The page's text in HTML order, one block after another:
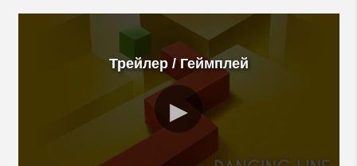
Трейлер / Геймплей